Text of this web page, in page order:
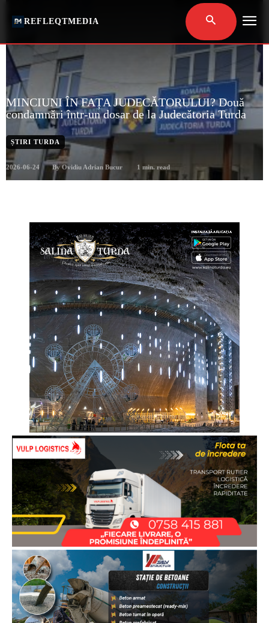
REFLEQTMEDIA
MINCIUNI ÎN FAȚA JUDECĂTORULUI? Două
condamnări într-un dosar de la Judecătoria Turda
ȘTIRI TURDA
2026-06-24 By Ovidiu Adrian Bucur 1 min. read